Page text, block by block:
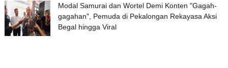
Modal Samurai dan Wortel Demi Konten "Gagah-
gagahan", Pemuda di Pekalongan Rekayasa Aksi
Begal hingga Viral